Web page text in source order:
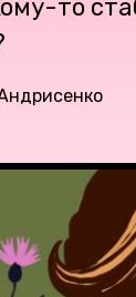
то